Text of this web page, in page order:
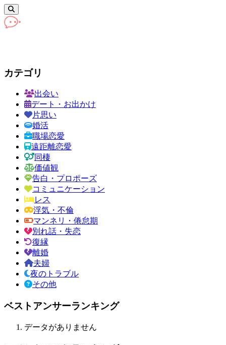
カテゴリ
出会い
デート・お出かけ
片思い
婚活
職場恋愛
遠距離恋愛
同棲
価値観
告白・プロポーズ
コミュニケーション
レス
浮気・不倫
マンネリ・倦怠期
別れ話・失恋
復縁
離婚
夫婦
夜のトラブル
その他
ベストアンサーランキング
データがありません